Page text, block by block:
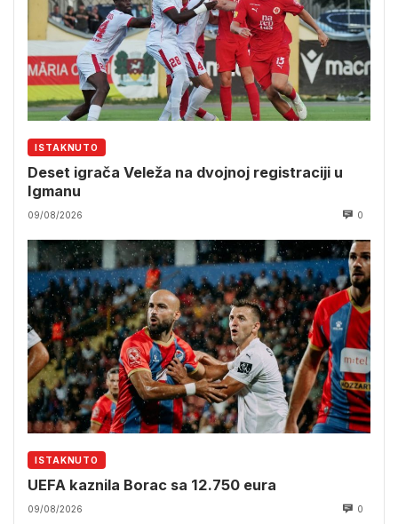
ISTAKNUTO
Deset igrača Veleža na dvojnoj registraciji u
Igmanu
09/08/2026 0
ISTAKNUTO
UEFA kaznila Borac sa 12.750 eura
09/08/2026 0